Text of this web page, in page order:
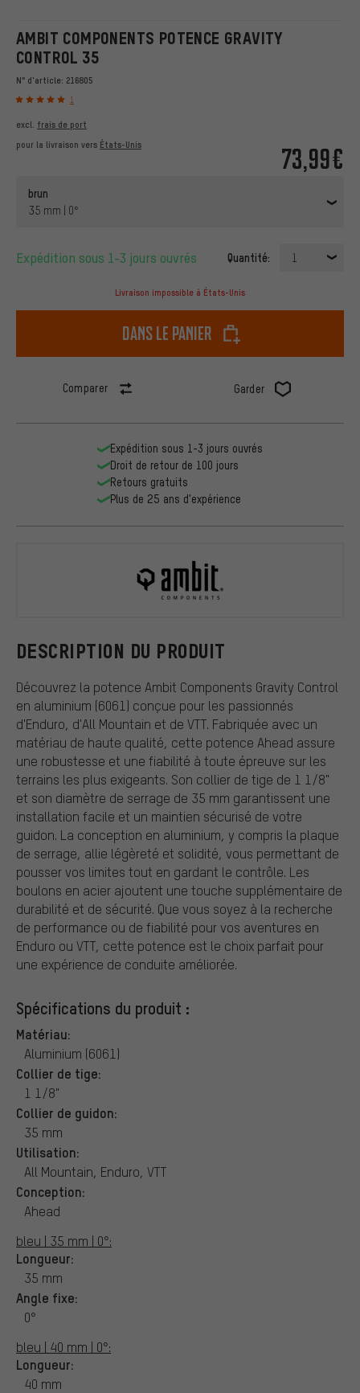
AMBIT COMPONENTS POTENCE GRAVITY
CONTROL 35
N° d'article: 216805
1
73,99€
excl. frais de port
pour la livraison vers États-Unis
brun
35 mm | 0°
Expédition sous 1-3 jours ouvrés Quantité: 1
Livraison impossible à États-Unis
dans le panier
Comparer Garder
DESCRIPTION DU PRODUIT
Découvrez la potence Ambit Components Gravity Control
en aluminium (6061) conçue pour les passionnés
d'Enduro, d'All Mountain et de VTT. Fabriquée avec un
matériau de haute qualité, cette potence Ahead assure
une robustesse et une fiabilité à toute épreuve sur les
terrains les plus exigeants. Son collier de tige de 1 1/8"
et son diamètre de serrage de 35 mm garantissent une
installation facile et un maintien sécurisé de votre
guidon. La conception en aluminium, y compris la plaque
de serrage, allie légèreté et solidité, vous permettant de
pousser vos limites tout en gardant le contrôle. Les
boulons en acier ajoutent une touche supplémentaire de
durabilité et de sécurité. Que vous soyez à la recherche
de performance ou de fiabilité pour vos aventures en
Enduro ou VTT, cette potence est le choix parfait pour
une expérience de conduite améliorée.
Spécifications du produit :
Matériau:
Aluminium (6061)
Collier de tige:
1 1/8"
Collier de guidon:
35 mm
Utilisation:
All Mountain, Enduro, VTT
Conception:
Ahead
bleu | 35 mm | 0°:
Longueur:
35 mm
Angle fixe:
0°
bleu | 40 mm | 0°:
Longueur:
40 mm
Expédition sous 1-3 jours ouvrés
Droit de retour de 100 jours
Retours gratuits
Plus de 25 ans d'expérience